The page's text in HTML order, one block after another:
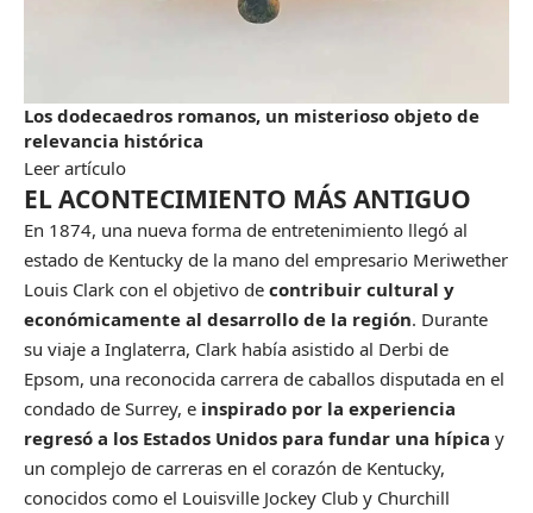
Los dodecaedros romanos, un misterioso objeto de
relevancia histórica
Leer artículo
EL ACONTECIMIENTO MÁS ANTIGUO
En 1874, una nueva forma de entretenimiento llegó al
estado de Kentucky de la mano del empresario Meriwether
Louis Clark con el objetivo de contribuir cultural y
económicamente al desarrollo de la región. Durante
su viaje a Inglaterra, Clark había asistido al Derbi de
Epsom, una reconocida carrera de caballos disputada en el
condado de Surrey, e inspirado por la experiencia
regresó a los Estados Unidos para fundar una hípica y
un complejo de carreras en el corazón de Kentucky,
conocidos como el Louisville Jockey Club y Churchill